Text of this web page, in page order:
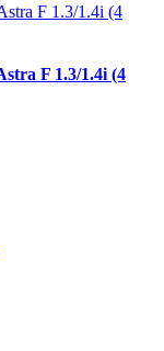
F 1.3/1.4i (4